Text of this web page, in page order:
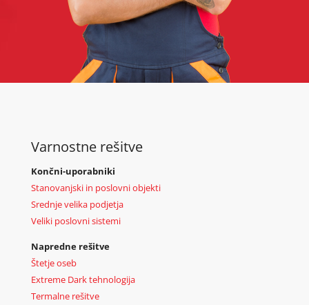
Varnostne rešitve
Končni-uporabniki
Stanovanjski in poslovni objekti
Srednje velika podjetja
Veliki poslovni sistemi
Napredne rešitve
Štetje oseb
Extreme Dark tehnologija
Termalne rešitve